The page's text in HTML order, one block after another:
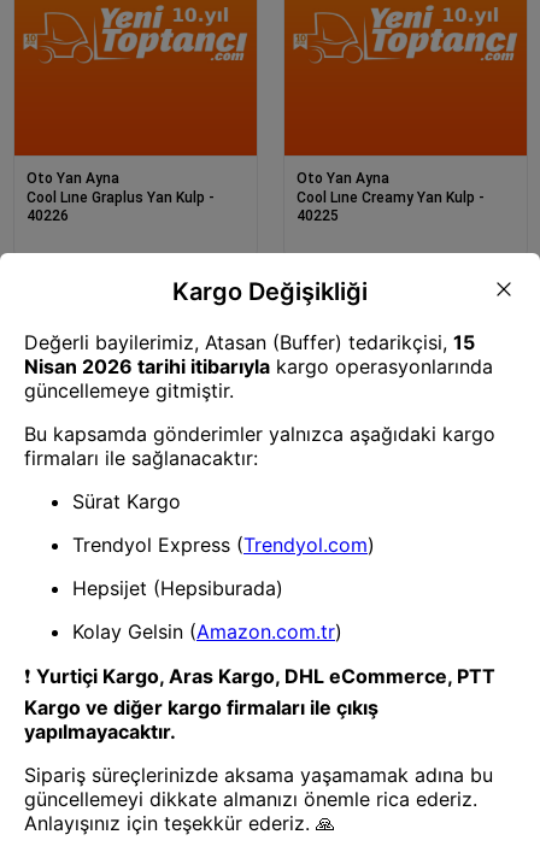
Oto Yan Ayna
Cool Lıne Graplus Yan Kulp -
40226
Oto Yan Ayna
Cool Lıne Creamy Yan Kulp -
40225
Oto Yan Ayna
Oto Yan Ayna